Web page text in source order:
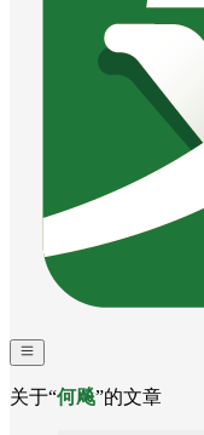
关于“何飚”的文章